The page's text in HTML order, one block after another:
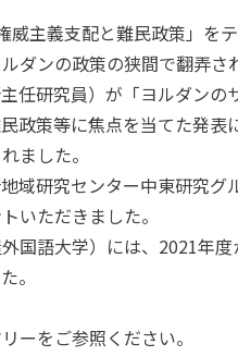
主義支配と難民政策」を
ダンの政策の狭間で翻弄
任研究員）が「ヨルダンの
政策等に焦点を当てた発表
ました。
域研究センター中東研究グ
いただきました。
国語大学）には、2021年
。
ーをご参照ください。